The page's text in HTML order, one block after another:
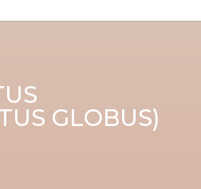
GLOBUS)